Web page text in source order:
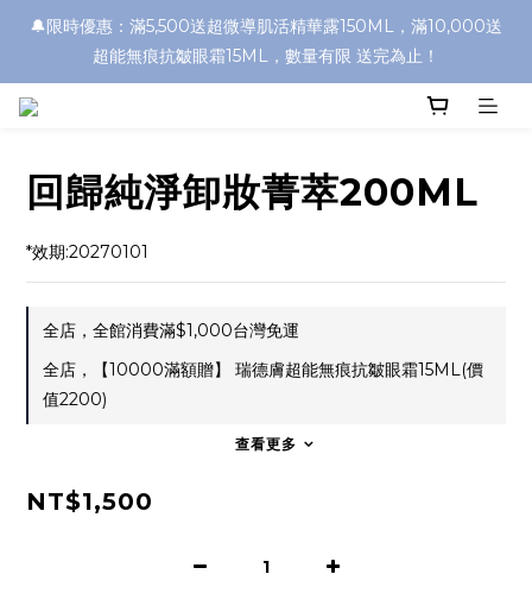
🔔限時優惠：滿5,500送超微導肌活精華露150ML，滿10,000送
超能無痕抗皺眼霜15ML，數量有限 送完為止！
回歸純淨卸妝菁萃200ML
*效期:20270101
全店，全館消費滿$1,000台灣免運
全店，【10000滿額贈】 瑞德膚超能無痕抗皺眼霜15ML(價
值2200)
查看更多
NT$1,500